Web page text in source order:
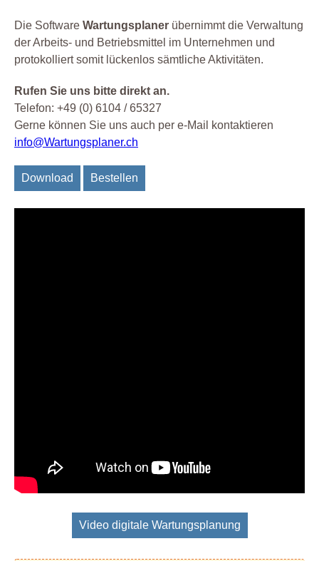
Die Software Wartungsplaner übernimmt die Verwaltung
der Arbeits- und Betriebsmittel im Unternehmen und
protokolliert somit lückenlos sämtliche Aktivitäten.
Rufen Sie uns bitte direkt an.
Telefon: +49 (0) 6104 / 65327
Gerne können Sie uns auch per e-Mail kontaktieren
info@Wartungsplaner.ch
Download Bestellen
Video digitale Wartungsplanung